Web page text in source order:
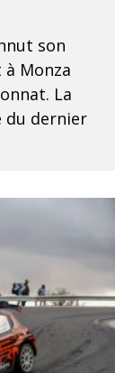
son
Monza
La
du dernier